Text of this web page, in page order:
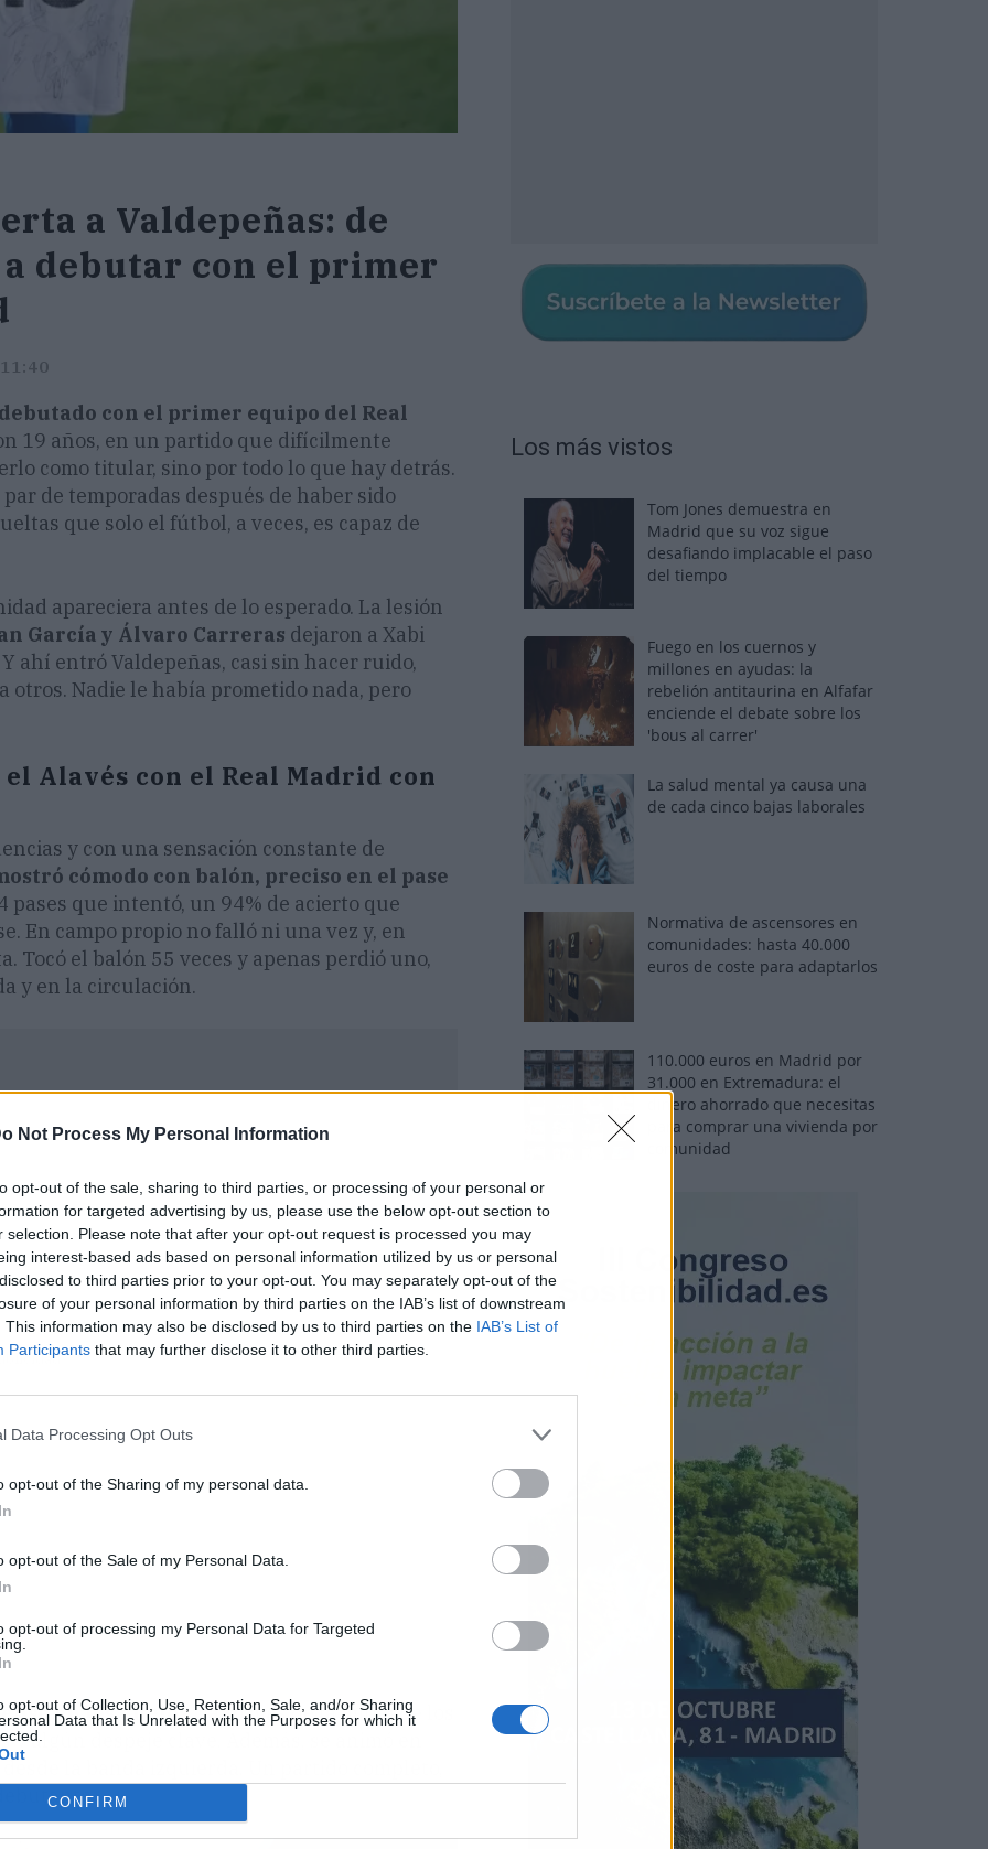
Not Process My Personal Information
opt-out of the sale, sharing to third parties, or processing of your personal or
for targeted advertising by us, please use the below opt-out section to
selection. Please note that after your opt-out request is processed you may
interest-based ads based on personal information utilized by us or personal
to third parties prior to your opt-out. You may separately opt-out of the
of your personal information by third parties on the IAB’s list of downstream
This information may also be disclosed by us to third parties on the IAB’s List of
Participants that may further disclose it to other third parties.
Data Processing Opt Outs
opt-out of the Sharing of my personal data.
opt-out of the Sale of my Personal Data.
opt-out of processing my Personal Data for Targeted
opt-out of Collection, Use, Retention, Sale, and/or Sharing
Data that Is Unrelated with the Purposes for which it
CONFIRM
a Valdepeñas: de
debutar con el primer
debutado con el primer equipo del Real
19 años, en un partido que difícilmente
como titular, sino por todo lo que hay detrás.
de temporadas después de haber sido
que solo el fútbol, a veces, es capaz de
apareciera antes de lo esperado. La lesión
García y Álvaro Carreras dejaron a Xabi
ahí entró Valdepeñas, casi sin hacer ruido,
Nadie le había prometido nada, pero
Alavés con el Real Madrid con
y con una sensación constante de
cómodo con balón, preciso en el pase
pases que intentó, un 94% de acierto que
En campo propio no falló ni una vez y, en
Tocó el balón 55 veces y apenas perdió uno,
y en la circulación.
en los duelos, ganó más de la mitad de los
algún despeje clave. Además, se animó en
la banda izquierda. Un partido completo,
Los más vistos
Tom Jones demuestra en
Madrid que su voz sigue
desafiando implacable el paso
del tiempo
Fuego en los cuernos y
millones en ayudas: la
rebelión antitaurina en Alfafar
enciende el debate sobre los
'bous al carrer'
La salud mental ya causa una
de cada cinco bajas laborales
Normativa de ascensores en
comunidades: hasta 40.000
euros de coste para adaptarlos
110.000 euros en Madrid por
31.000 en Extremadura: el
dinero ahorrado que necesitas
para comprar una vivienda por
comunidad